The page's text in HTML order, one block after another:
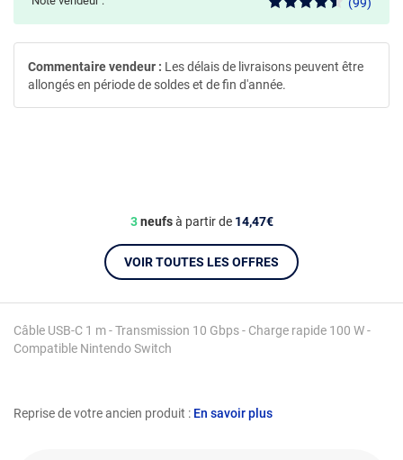
Reprise de votre ancien produit : En savoir plus
Câble USB-C 1 m - Transmission 10 Gbps - Charge rapide 100 W -
Compatible Nintendo Switch
3neufsà partir de 14,47€
VOIR TOUTES LES OFFRES
Commentaire vendeur : Les délais de livraisons peuvent être
allongés en période de soldes et de fin d'année.